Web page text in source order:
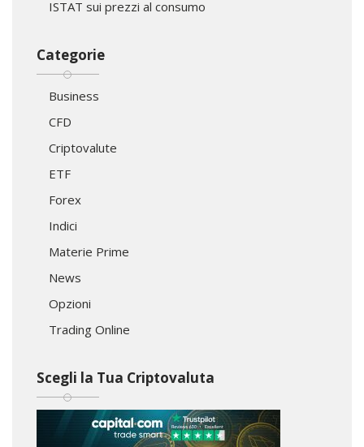
ISTAT sui prezzi al consumo
Categorie
Business
CFD
Criptovalute
ETF
Forex
Indici
Materie Prime
News
Opzioni
Trading Online
Scegli la Tua Criptovaluta